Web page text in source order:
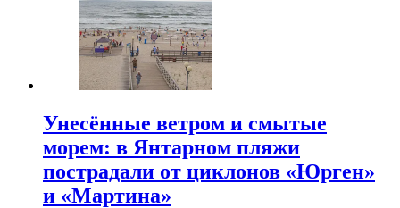
Унесённые ветром и смытые
морем: в Янтарном пляжи
пострадали от циклонов «Юрген»
и «Мартина»